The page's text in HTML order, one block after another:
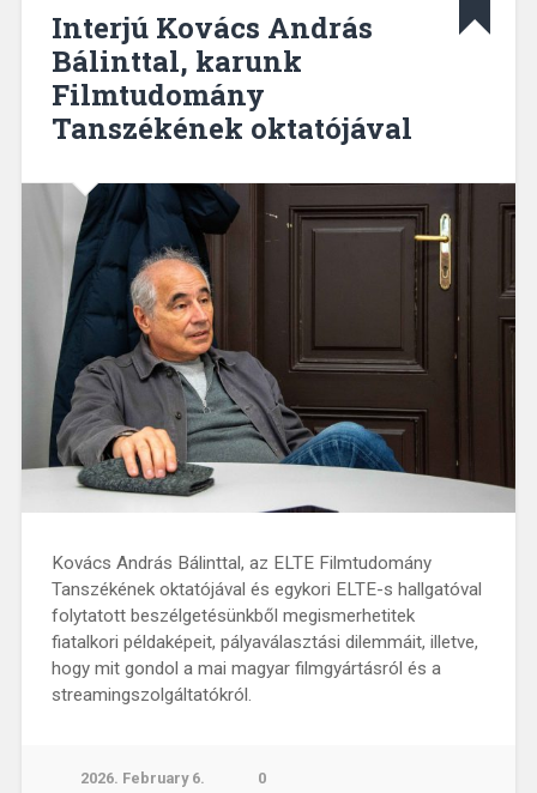
Interjú Kovács András
Bálinttal, karunk
Filmtudomány
Tanszékének oktatójával
Kovács András Bálinttal, az ELTE Filmtudomány
Tanszékének oktatójával és egykori ELTE-s hallgatóval
folytatott beszélgetésünkből megismerhetitek
fiatalkori példaképeit, pályaválasztási dilemmáit, illetve,
hogy mit gondol a mai magyar filmgyártásról és a
streamingszolgáltatókról.
2026. February 6. 0